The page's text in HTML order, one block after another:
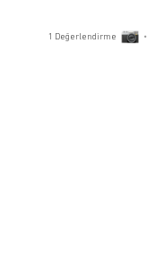
1 Değerlendirme •